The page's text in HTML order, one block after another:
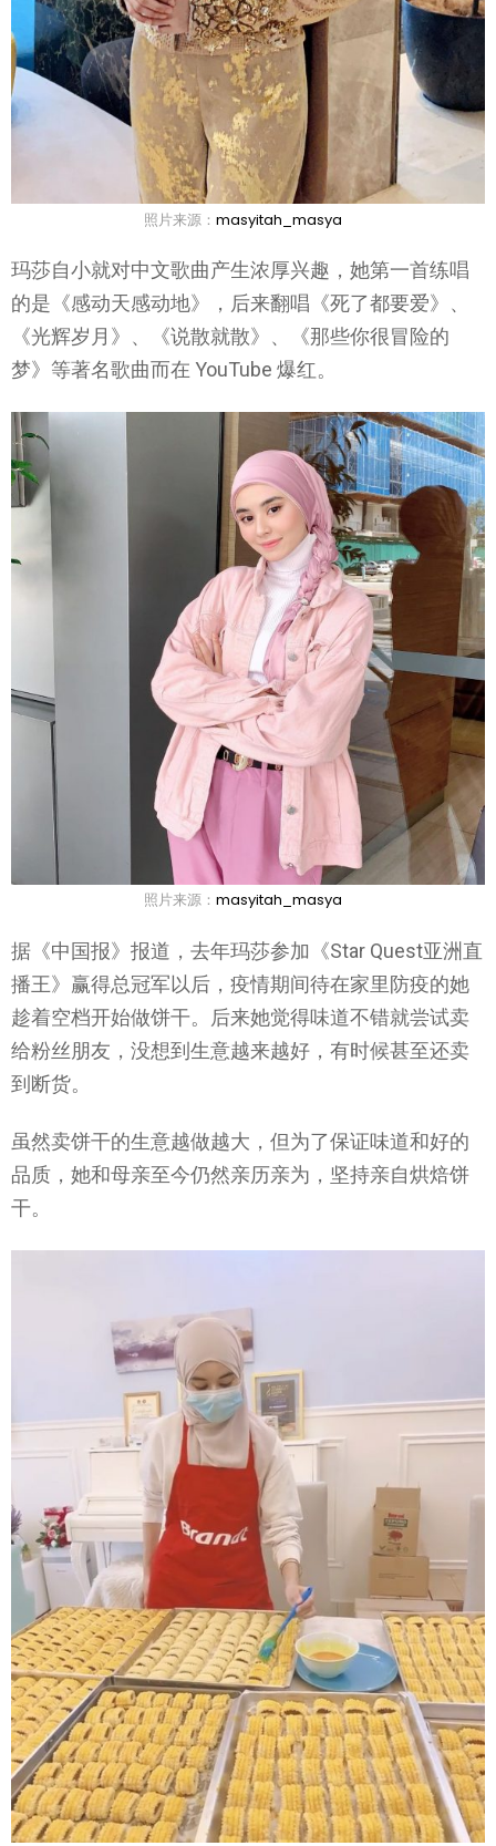
照片来源： masyitah_masya
玛莎自小就对中文歌曲产生浓厚兴趣，她第一首练唱
的是《感动天感动地》，后来翻唱《死了都要爱》、
《光辉岁月》、《说散就散》、《那些你很冒险的
梦》等著名歌曲而在 YouTube 爆红。
照片来源： masyitah_masya
据《中国报》报道，去年玛莎参加《Star Quest亚洲直
播王》赢得总冠军以后，疫情期间待在家里防疫的她
趁着空档开始做饼干。后来她觉得味道不错就尝试卖
给粉丝朋友，没想到生意越来越好，有时候甚至还卖
到断货。
虽然卖饼干的生意越做越大，但为了保证味道和好的
品质，她和母亲至今仍然亲历亲为，坚持亲自烘焙饼
干。